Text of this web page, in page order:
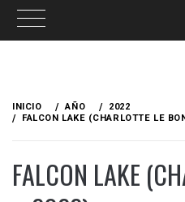
contenido
INICIO AÑO
2022
FALCON LAKE (CHARLOTTE LE
FALCON LAKE